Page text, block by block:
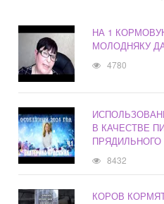
НА 1
МОЛОДНЯКУ
4780
В КАЧЕСТВЕ
8432
КОРОВ